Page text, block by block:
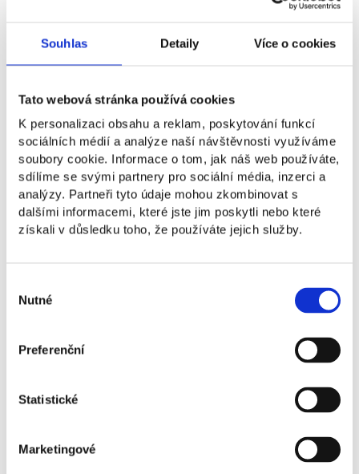
Souhlas Detaily Více o cookies
Tato webová stránka používá cookies
K personalizaci obsahu a reklam, poskytování funkcí
sociálních médií a analýze naší návštěvnosti využíváme
soubory cookie. Informace o tom, jak náš web používáte,
sdílíme se svými partnery pro sociální média, inzerci a
analýzy. Partneři tyto údaje mohou zkombinovat s
dalšími informacemi, které jste jim poskytli nebo které
získali v důsledku toho, že používáte jejich služby.
souhlasu
Nutné
Preferenční
Statistické
Marketingové
Přijďte poměřit své síly na neformální turnaj
v beerpongu, kde nejde jen o přesnou ruku, ale
Stačí sestavit tým o 2 hráčích a vymyslet si nějaké
kreativní jméno týmu, které vás bude doprovázet až
do finále.
Máte možnost potkat se s lidmi z celé školy v jiném
než akademickém prostředí.
Termín:1. 4. 2026 od 19:00
Místo: Zlatá loď, nám. Svobody 5, Brno
250 Kč